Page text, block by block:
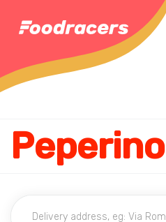
Peperino